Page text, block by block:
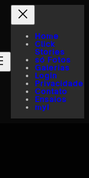
Home
Click
Stories
só Fotos
Galerias
Login
Privacidade
Contato
Ensaios
myI